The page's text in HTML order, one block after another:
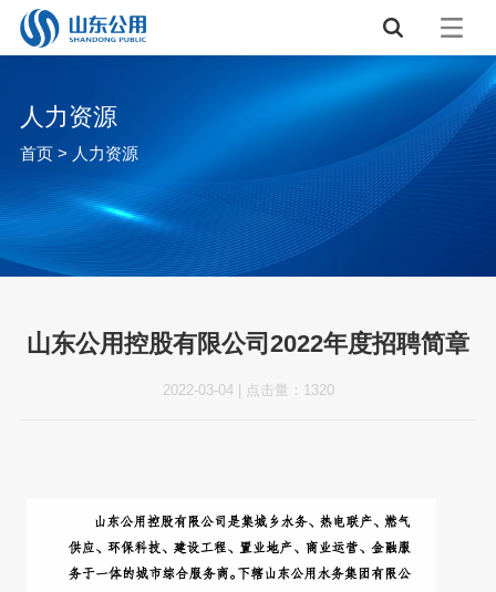
人力资源
首页> 人力资源
山东公用控股有限公司2022年度招聘简章
2022-03-04 点击量： 1320